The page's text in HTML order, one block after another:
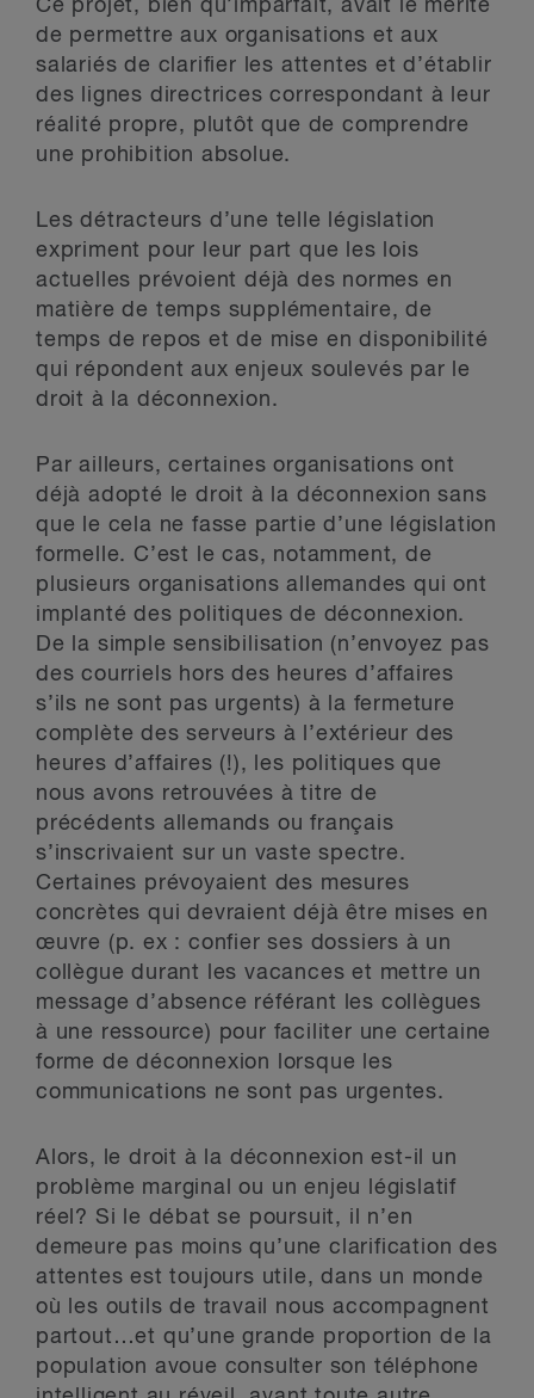
Ce projet, bien qu’imparfait, avait le mérite
de permettre aux organisations et aux
salariés de clarifier les attentes et d’établir
des lignes directrices correspondant à leur
réalité propre, plutôt que de comprendre
une prohibition absolue.
Les détracteurs d’une telle législation
expriment pour leur part que les lois
actuelles prévoient déjà des normes en
matière de temps supplémentaire, de
temps de repos et de mise en disponibilité
qui répondent aux enjeux soulevés par le
droit à la déconnexion.
Par ailleurs, certaines organisations ont
déjà adopté le droit à la déconnexion sans
que le cela ne fasse partie d’une législation
formelle. C’est le cas, notamment, de
plusieurs organisations allemandes qui ont
implanté des politiques de déconnexion.
De la simple sensibilisation (n’envoyez pas
des courriels hors des heures d’affaires
s’ils ne sont pas urgents) à la fermeture
complète des serveurs à l’extérieur des
heures d’affaires (!), les politiques que
nous avons retrouvées à titre de
précédents allemands ou français
s’inscrivaient sur un vaste spectre.
Certaines prévoyaient des mesures
concrètes qui devraient déjà être mises en
œuvre (p. ex : confier ses dossiers à un
collègue durant les vacances et mettre un
message d’absence référant les collègues
à une ressource) pour faciliter une certaine
forme de déconnexion lorsque les
communications ne sont pas urgentes.
Alors, le droit à la déconnexion est-il un
problème marginal ou un enjeu législatif
réel? Si le débat se poursuit, il n’en
demeure pas moins qu’une clarification des
attentes est toujours utile, dans un monde
où les outils de travail nous accompagnent
partout…et qu’une grande proportion de la
population avoue consulter son téléphone